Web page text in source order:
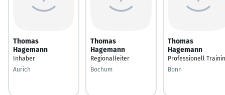
Thomas
Hagemann
Inhaber
Aurich
Thomas
Hagemann
Regionalleiter
Bochum
Thomas
Hagemann
Professionell
Bonn